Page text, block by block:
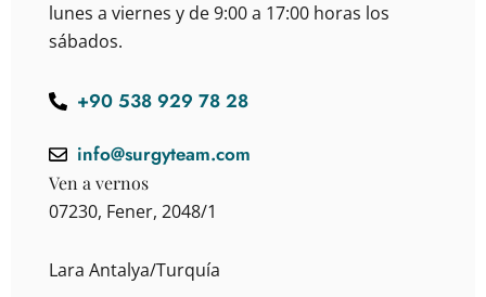
lunes a viernes y de 9:00 a 17:00 horas los
sábados.
+90 538 929 78 28
info@surgyteam.com
Ven a vernos
07230, Fener, 2048/1
Lara Antalya/Turquía